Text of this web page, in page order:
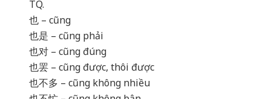
TQ.
也 – cũng
也是 – cũng phải
也对 – cũng đúng
也罢 – cũng được, thôi được
也不多 – cũng không nhiều